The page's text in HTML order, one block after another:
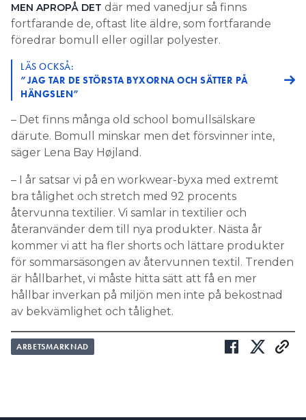
MEN APROPÅ DET där med vanedjur så finns
fortfarande de, oftast lite äldre, som fortfarande
föredrar bomull eller ogillar polyester.
LÄS OCKSÅ:
”JAG TAR DE STÖRSTA BYXORNA OCH SÄTTER PÅ
HÄNGSLEN”
– Det finns många old school bomullsälskare
därute. Bomull minskar men det försvinner inte,
säger Lena Bay Højland.
– I år satsar vi på en workwear-byxa med extremt
bra tålighet och stretch med 92 procents
återvunna textilier. Vi samlar in textilier och
återanvänder dem till nya produkter. Nästa år
kommer vi att ha fler shorts och lättare produkter
för sommarsäsongen av återvunnen textil. Trenden
är hållbarhet, vi måste hitta sätt att få en mer
hållbar inverkan på miljön men inte på bekostnad
av bekvämlighet och tålighet.
ARBETSMARKNAD